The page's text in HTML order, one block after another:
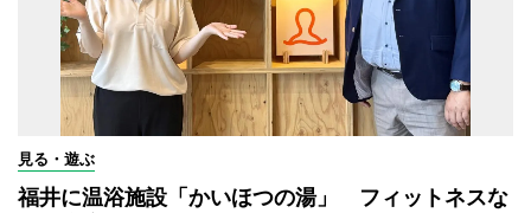
見る・遊ぶ
福井に温浴施設「かいほつの湯」 フィットネスな